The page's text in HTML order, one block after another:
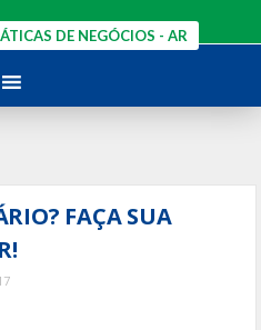
DE NEGÓCIOS - AR
FAÇA SUA